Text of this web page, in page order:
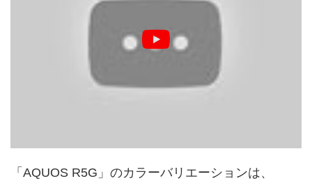
「AQUOS R5G」のカラーバリエーションは、